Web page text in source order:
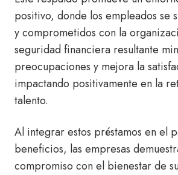
positivo, donde los empleados se
y comprometidos con la
seguridad financiera resultante
preocupaciones y mejora la
impactando positivamente en la
talento.
Al integrar estos préstamos en el
beneficios, las empresas
compromiso con el bienestar de